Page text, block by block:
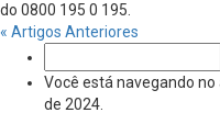
do 0800 195 0 195.
« Artigos Anteriores
por:
Você está navegando no
de 2024.